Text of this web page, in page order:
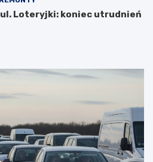
Loteryjki: koniec utrudnień